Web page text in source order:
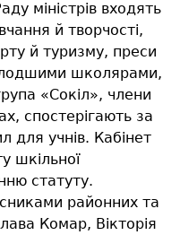
міністрів входять
й творчості,
й туризму, преси
школярами,
«Сокіл», члени
спостерігають за
для учнів. Кабінет
шкільної
статуту.
районних та
Комар, Вікторія